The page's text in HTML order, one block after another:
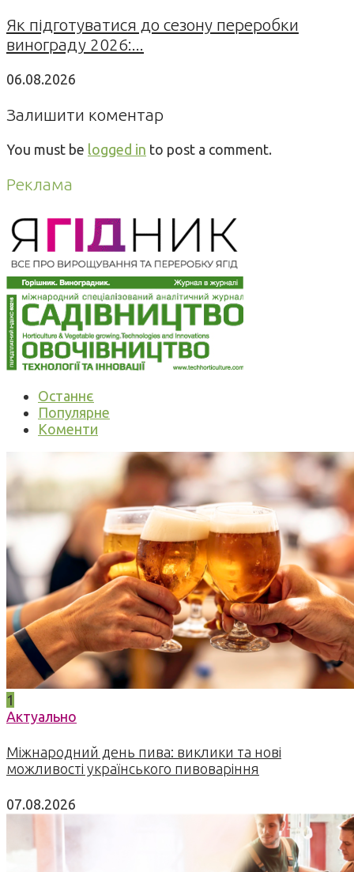
Як підготуватися до сезону переробки
винограду 2026:...
06.08.2026
Залишити коментар
You must be logged in to post a comment.
Реклама
Останнє
Популярне
Коменти
1
Актуально
Міжнародний день пива: виклики та нові
можливості українського пивоваріння
07.08.2026